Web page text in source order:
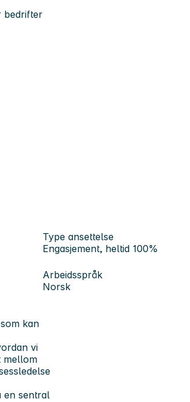
bedrifter
Type ansettelse
Engasjement, heltid 100%
Arbeidsspråk
Norsk
kan
vi
mellom
en sentral